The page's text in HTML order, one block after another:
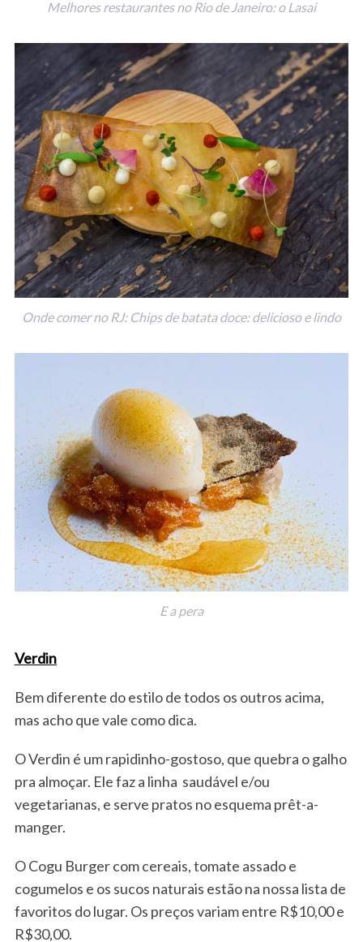
Melhores restaurantes no Rio de Janeiro: o Lasai
Onde comer no RJ: Chips de batata doce: delicioso e lindo
E a pera
Verdin
Bem diferente do estilo de todos os outros acima,
mas acho que vale como dica.
O Verdin é um rapidinho-gostoso, que quebra o galho
pra almoçar. Ele faz a linha saudável e/ou
vegetarianas, e serve pratos no esquema prêt-a-
manger.
O Cogu Burger com cereais, tomate assado e
cogumelos e os sucos naturais estão na nossa lista de
favoritos do lugar. Os preços variam entre R$10,00 e
R$30,00.